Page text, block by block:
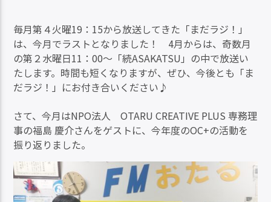
毎月第４火曜19：15から放送してきた「まだラジ！」
は、今月でラストとなりました！ 4月からは、奇数月
の第２水曜日11：00～「続ASAKATSU」の中で放送い
たします。時間も短くなりますが、ぜひ、今後とも「ま
だラジ！」にお付き合いください♪
さて、今月はNPO法人 OTARU CREATIVE PLUS 専務理
事の福島 慶介さんをゲストに、今年度のOC+の活動を
振り返りました。